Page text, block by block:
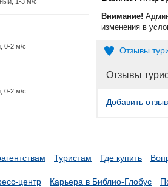
0-2 м/с
0-2 м/с
Внимание!
изменения в
Отзывы
Отзывы
Добавить отзыв
Туристам Где купить
центр Карьера в Библио-Глобус